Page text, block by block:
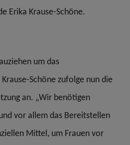
Erika Krause-Schöne.
um das
Schöne zufolge nun die
an. „Wir benötigen
vor allem das Bereitstellen
Mittel, um Frauen vor